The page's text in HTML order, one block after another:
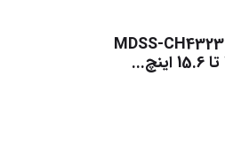
کوله پشتی لپ تاپ مدل MDSS-CH4323